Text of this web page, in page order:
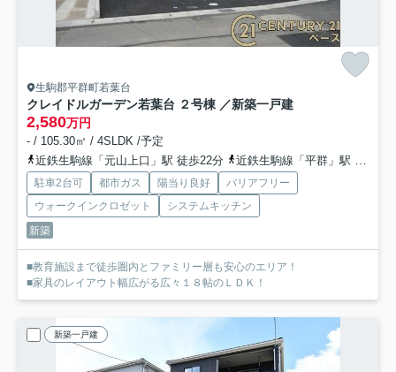
生駒郡平群町若葉台
クレイドルガーデン若葉台 ２号棟 ／新築一戸建
2,580万円
- / 105.30㎡ / 4SLDK /予定
近鉄生駒線「元山上口」駅 徒歩22分
近鉄生駒線「平群」駅 徒歩22分
駐車2台可 都市ガス 陽当り良好
バリアフリー
ウォークインクロゼット
システムキッチン
新築
■教育施設まで徒歩圏内とファミリー層も安心のエリア！
■家具のレイアウト幅広がる広々１８帖のＬＤＫ！
新築一戸建